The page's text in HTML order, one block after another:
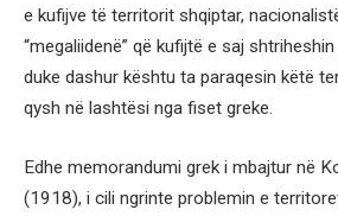
e kufijve të territorit shqiptar,
“megaliidenë” që kufijtë e saj
duke dashur kështu ta paraqesin këtë
qysh në lashtësi nga fiset greke.
Edhe memorandumi grek i mbajtur në
(1918), i cili ngrinte problemin e